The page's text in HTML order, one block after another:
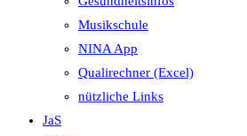
Musikschule
NINA App
Qualirechner (Excel)
nützliche Links
JaS